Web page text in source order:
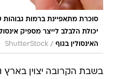
סוכרת מתאפיינת ברמות
יכולת הלבלב לייצר מספיק
האינסולין בגוף /
ShutterStock
בשבת הקרובה יצוין בארץ